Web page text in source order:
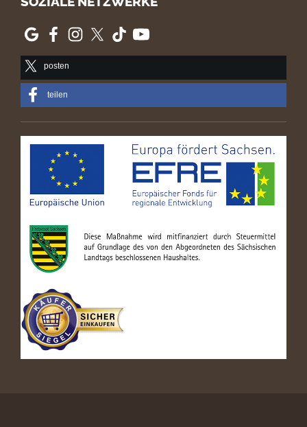
posten
teilen